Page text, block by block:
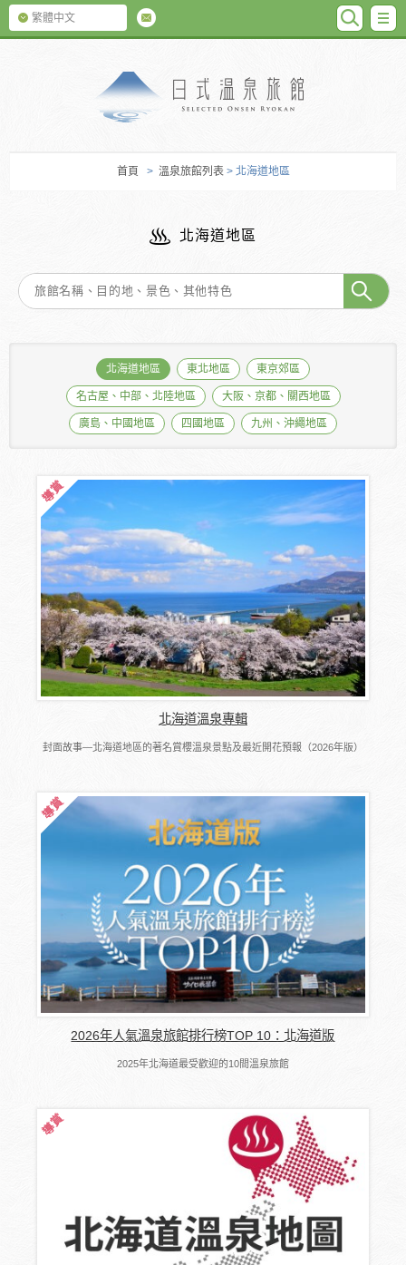
繁體中文
首頁 > 溫泉旅館列表 > 北海道地區
北海道地區
北海道地區 東北地區 東京郊區
名古屋、中部、北陸地區 大阪、京都、關西地區
廣島、中國地區 四國地區 九州、沖繩地區
北海道溫泉專輯
封面故事―北海道地區的著名賞櫻溫泉景點及最近開花預報（2026年版）
2026年人氣溫泉旅館排行榜TOP 10：北海道版
2025年北海道最受歡迎的10間溫泉旅館